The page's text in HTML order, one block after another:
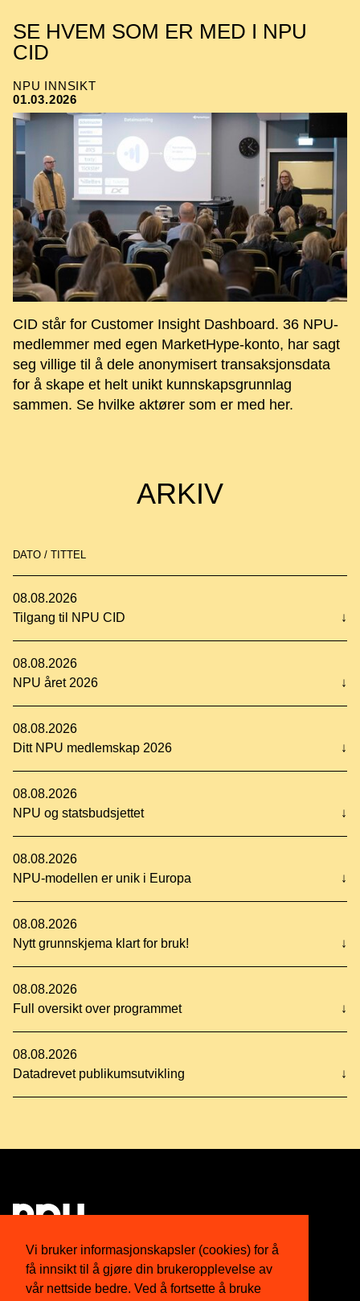
Vi bruker informasjonskapsler (cookies) for å
få innsikt til å gjøre din brukeropplevelse av
vår nettside bedre. Ved å fortsette å bruke
SE HVEM SOM ER MED I NPU
CID
NPU INNSIKT
01.03.2026
CID står for Customer Insight Dashboard. 36 NPU-
medlemmer med egen MarketHype-konto, har sagt
seg villige til å dele anonymisert transaksjonsdata
for å skape et helt unikt kunnskapsgrunnlag
sammen. Se hvilke aktører som er med her.
ARKIV
DATO / TITTEL
08.08.2026
Tilgang til NPU CID
↓
08.08.2026
NPU året 2026
↓
08.08.2026
Ditt NPU medlemskap 2026
↓
08.08.2026
NPU og statsbudsjettet
↓
08.08.2026
NPU-modellen er unik i Europa
↓
08.08.2026
Nytt grunnskjema klart for bruk!
↓
08.08.2026
Full oversikt over programmet
↓
08.08.2026
Datadrevet publikumsutvikling
↓
Om oss Twitter